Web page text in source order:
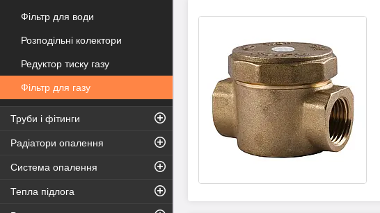
Фільтр для води
Розподільні колектори
Редуктор тиску газу
Фільтр для газу
Труби і фітинги
Радіатори опалення
Система опалення
Тепла підлога